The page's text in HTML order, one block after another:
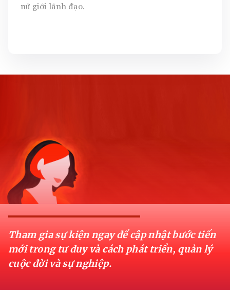
nữ giới lãnh đạo.
Tham gia sự kiện ngay để cập nhật bước tiến
mới trong tư duy và cách phát triển, quản lý
cuộc đời và sự nghiệp.